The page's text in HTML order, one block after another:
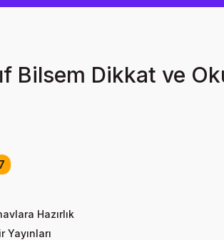
Bilsem Dikkat ve
Hazırlık
Yayınları